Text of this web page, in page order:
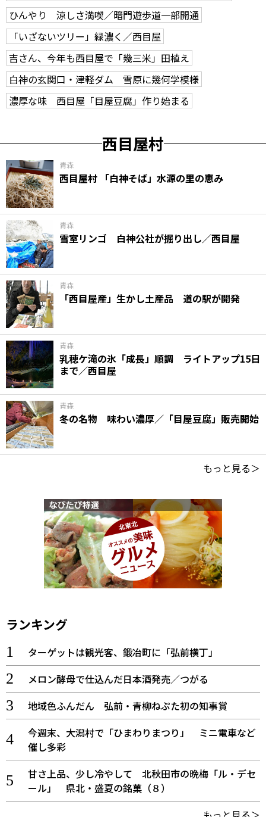
ひんやり 涼しさ満喫／暗門遊歩道一部開通
「いざないツリー」緑濃く／西目屋
吉さん、今年も西目屋で「幾三米」田植え
白神の玄関口・津軽ダム 雪原に幾何学模様
濃厚な味 西目屋「目屋豆腐」作り始まる
西目屋村
青森
西目屋村 「白神そば」水源の里の恵み
青森
雪室リンゴ 白神公社が掘り出し／西目屋
青森
「西目屋産」生かし土産品 道の駅が開発
青森
乳穂ケ滝の氷「成長」順調 ライトアップ15日
まで／西目屋
青森
冬の名物 味わい濃厚／「目屋豆腐」販売開始
もっと見る＞
ランキング
ターゲットは観光客、鍛冶町に「弘前横丁」
メロン酵母で仕込んだ日本酒発売／つがる
地域色ふんだん 弘前・青柳ねぷた初の知事賞
今週末、大潟村で「ひまわりまつり」 ミニ電車など
催し多彩
甘さ上品、少し冷やして 北秋田市の晩梅「ル・デセ
ール」 県北・盛夏の銘菓（８）